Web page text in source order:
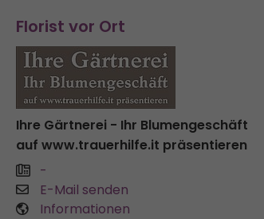
Florist vor Ort
Ihre Gärtnerei - Ihr Blumengeschäft
auf www.trauerhilfe.it präsentieren
-
E-Mail senden
Informationen